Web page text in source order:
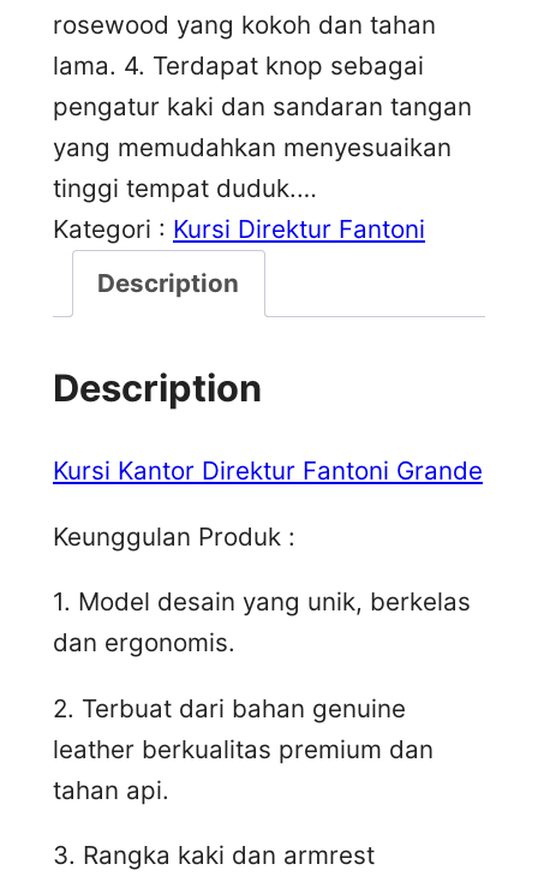
rosewood yang kokoh dan tahan
lama. 4. Terdapat knop sebagai
pengatur kaki dan sandaran tangan
yang memudahkan menyesuaikan
tinggi tempat duduk.…
Kategori : Kursi Direktur Fantoni
Description
Description
Kursi Kantor Direktur Fantoni Grande
Keunggulan Produk :
1. Model desain yang unik, berkelas
dan ergonomis.
2. Terbuat dari bahan genuine
leather berkualitas premium dan
tahan api.
3. Rangka kaki dan armrest